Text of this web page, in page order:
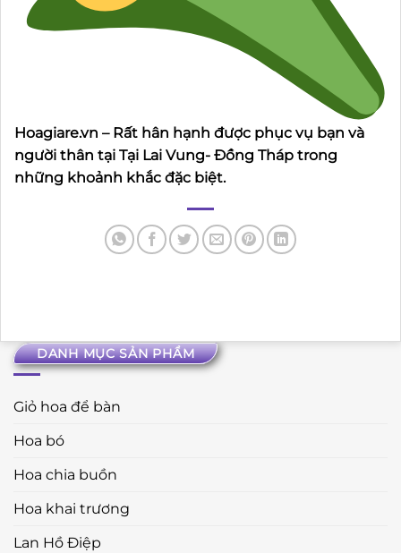
DANH MỤC SẢN PHẨM
Giỏ hoa để bàn
Hoa bó
Hoa chia buồn
Hoa khai trương
Lan Hồ Điệp
Hoagiare.vn – Rất hân hạnh được phục vụ bạn và
người thân tại Tại Lai Vung- Đồng Tháp trong
những khoảnh khắc đặc biệt.